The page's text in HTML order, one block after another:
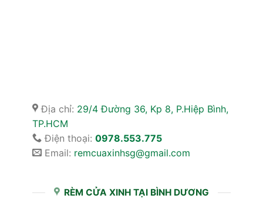
Địa chỉ: 29/4 Đường 36, Kp 8, P.Hiệp Bình,
TP.HCM
Điện thoại: 0978.553.775
Email: remcuaxinhsg@gmail.com
RÈM CỬA XINH TẠI BÌNH DƯƠNG